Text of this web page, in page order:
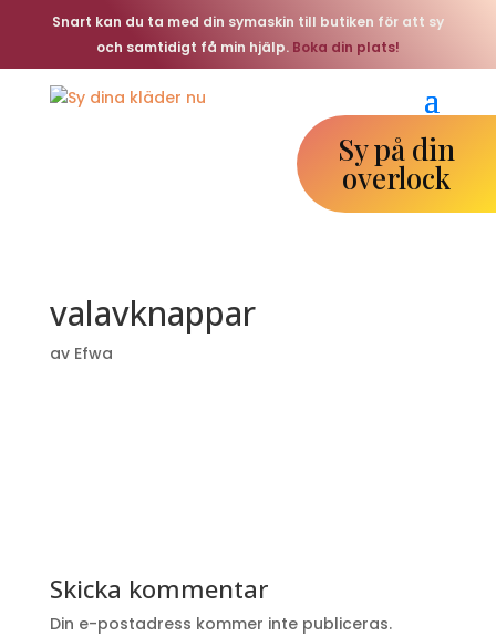
Snart kan du ta med din symaskin till butiken för att sy
och samtidigt få min hjälp. Boka din plats!
Sy på din
overlock
valavknappar
av Efwa
Skicka kommentar
Din e-postadress kommer inte publiceras.